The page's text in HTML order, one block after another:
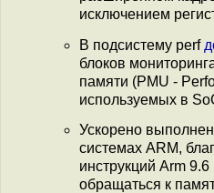
исключением
В подсистему perf
блоков
памяти (PMU -
используемых в
Ускорено
системах ARM,
инструкций Arm
обращаться к